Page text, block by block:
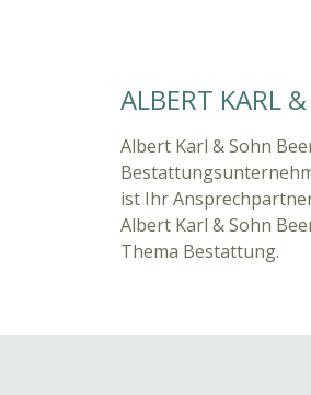
ALBERT KARL
Albert Karl & Sohn
ist Ihr
Albert Karl & Sohn
Thema Bestattung.